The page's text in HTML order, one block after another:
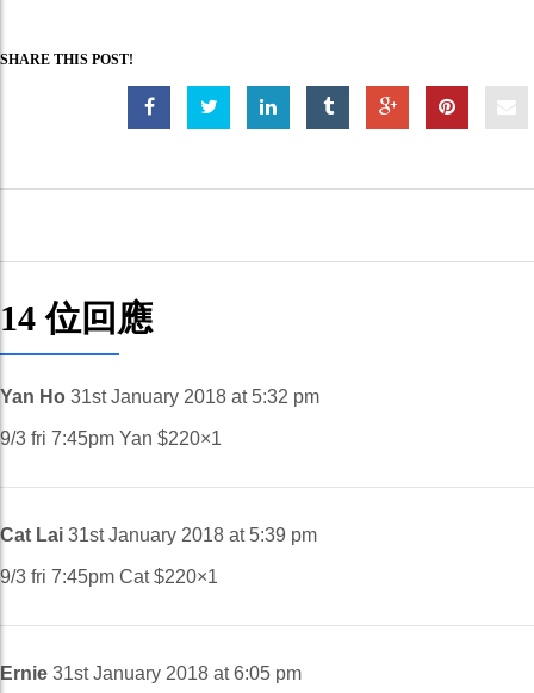
SHARE THIS POST!
14 位回應
Yan Ho 31st January 2018 at 5:32 pm
9/3 fri 7:45pm Yan $220×1
Cat Lai 31st January 2018 at 5:39 pm
9/3 fri 7:45pm Cat $220×1
Ernie 31st January 2018 at 6:05 pm